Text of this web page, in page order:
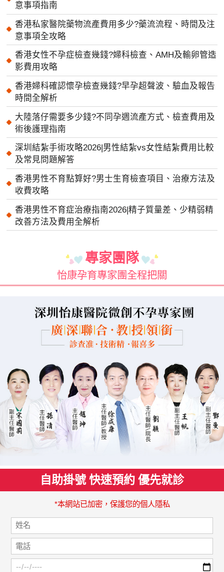
意事項指南
香港私家醫院藥物流產費用多少?藥流流程、時間及注
意事項全攻略
香港女性不孕症檢查幾錢?婦科檢查、AMH及輸卵管造
影費用攻略
香港婦科確認懷孕檢查幾錢?早孕超聲波、驗血及報告
時間全解析
大陸落仔需要多少錢?不同孕週流產方式、檢查費用及
術後護理指南
深圳結紮手術攻略2026|男性結紮vs女性結紮費用比較
及常見問題解答
香港男性不育點算好?男士生育檢查項目、治療方法及
收費攻略
香港男性不育症治療指南2026|精子質量差、少精弱精
改善方法及費用全解析
專家團隊
怡康孕育專家團全程把關
自助掛號 快速預約 優先就診
*本網站已加密，保護您的個人隱私